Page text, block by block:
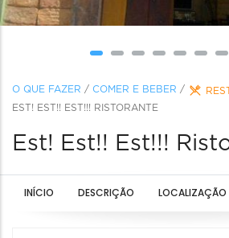
O QUE FAZER / COMER E BEBER /
EST! EST!! EST!!! RISTORANTE
Est! Est!! Est!!!
INÍCIO DESCRIÇÃO LOCALIZAÇÃO